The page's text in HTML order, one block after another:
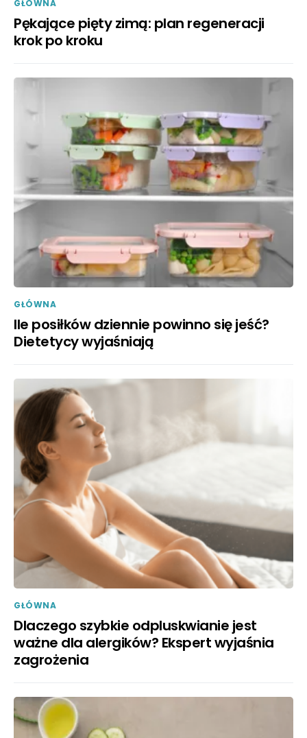
GŁÓWNA
Pękające pięty zimą: plan regeneracji
krok po kroku
GŁÓWNA
Ile posiłków dziennie powinno się jeść?
Dietetycy wyjaśniają
GŁÓWNA
Dlaczego szybkie odpluskwianie jest
ważne dla alergików? Ekspert wyjaśnia
zagrożenia